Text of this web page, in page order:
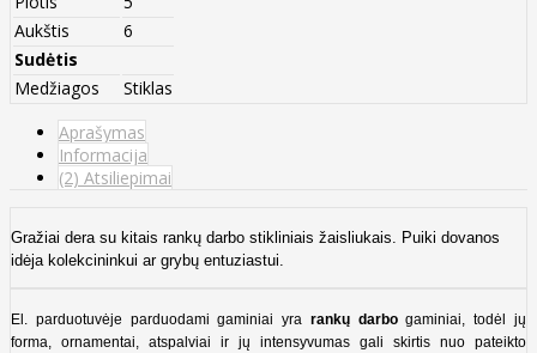
Aukštis
6
Sudėtis
Medžiagos
Stiklas
Aprašymas
Informacija
(2) Atsiliepimai
Gražiai dera su kitais rankų darbo stikliniais žaisliukais. Puiki dovanos
idėja kolekcininkui ar grybų entuziastui.
El. parduotuvėje parduodami gaminiai yra rankų darbogaminiai, todėl jų
forma, ornamentai, atspalviai ir jų intensyvumas gali skirtis nuo pateikto